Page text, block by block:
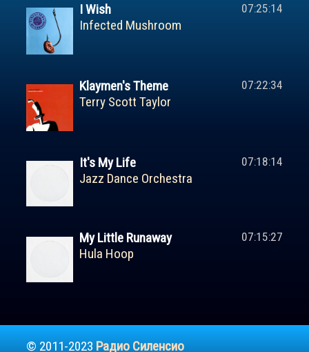
I Wish
Infected Mushroom
07:25:14
Klaymen's Theme
Terry Scott Taylor
07:22:34
It's My Life
Jazz Dance Orchestra
07:18:14
My Little Runaway
Hula Hoop
07:15:27
© 2011-2023 Радио Силенсио